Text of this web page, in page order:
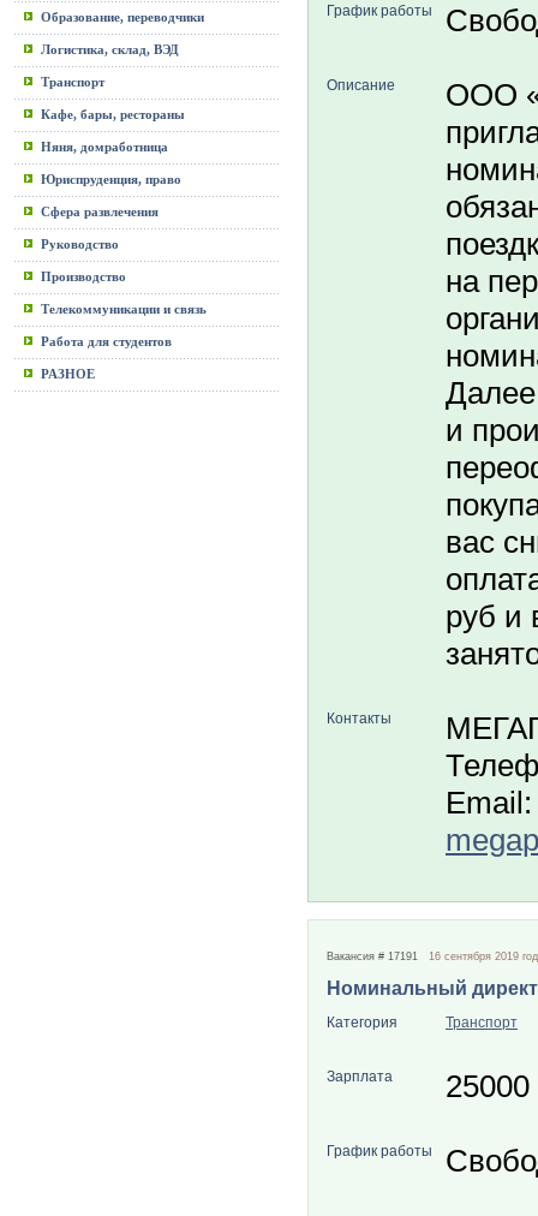
Образование, переводчики
Логистика, склад, ВЭД
Транспорт
Кафе, бары, рестораны
Няня, домработница
Юриспруденция, право
Сфера развлечения
Руководство
Производство
Телекоммуникации и связь
Работа для студентов
РАЗНОЕ
График работы
Описание
ООО
на
и
вас
руб и
Контакты
Email:
Вакансия # 17191 16 сентября 2019
Номинальный
Категория Транспорт
Зарплата 25000
График работы